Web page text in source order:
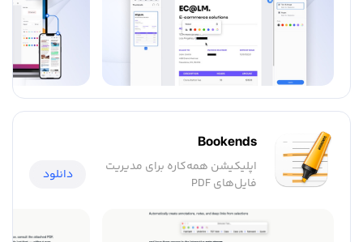
Bookends
اپلیکیشن همه‌کاره برای مدیریت
فایل‌های PDF
دانلود